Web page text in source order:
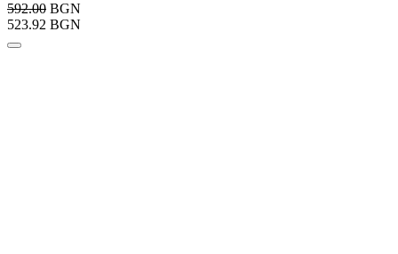
592.00 BGN
523.92 BGN